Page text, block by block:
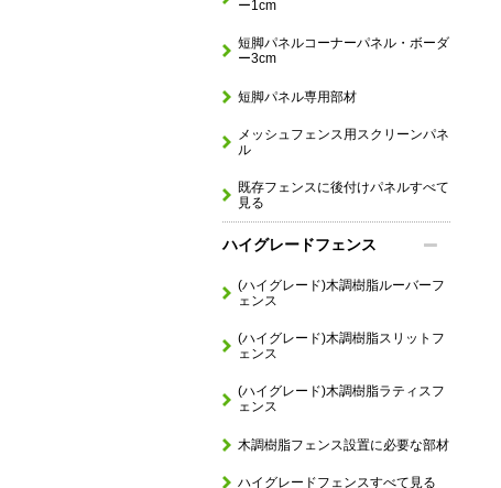
ー1cm
短脚パネルコーナーパネル・ボーダ
ー3cm
短脚パネル専用部材
メッシュフェンス用スクリーンパネ
ル
既存フェンスに後付けパネルすべて
見る
ハイグレードフェンス
(ハイグレード)木調樹脂ルーバーフ
ェンス
(ハイグレード)木調樹脂スリットフ
ェンス
(ハイグレード)木調樹脂ラティスフ
ェンス
木調樹脂フェンス設置に必要な部材
ハイグレードフェンスすべて見る